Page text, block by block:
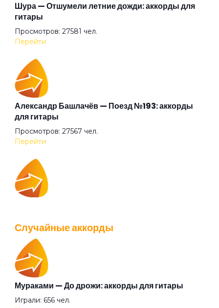
Золотые берега
Из окна автомобиля
Когда приходит рассвет
Колечко
Колобок
Кому зима
Лунная дорожка
Магадан
Шура — Отшумели летние дожди: аккорды для
гитары
Просмотров: 27581 чел.
Перейти
Александр Башлачёв — Поезд №193: аккорды
для гитары
Просмотров: 27567 чел.
Перейти
Перейти
Валентин Стрыкало — Gay porn: аккорды для
гитары
Случайные аккорды
Мураками — До дрожи: аккорды для гитары
Играли: 656 чел.